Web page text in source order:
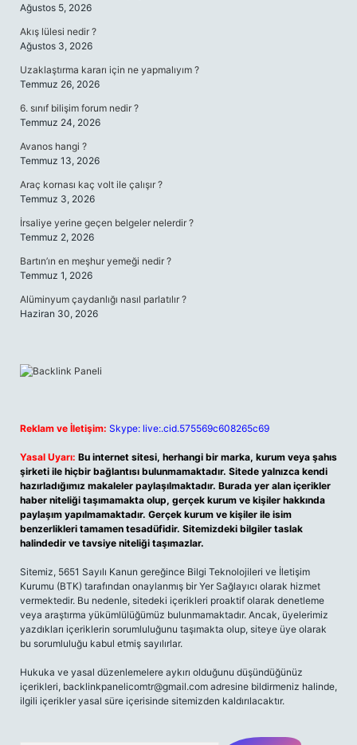
Ağustos 5, 2026
Akış lülesi nedir ?
Ağustos 3, 2026
Uzaklaştırma kararı için ne yapmalıyım ?
Temmuz 26, 2026
6. sınıf bilişim forum nedir ?
Temmuz 24, 2026
Avanos hangi ?
Temmuz 13, 2026
Araç kornası kaç volt ile çalışır ?
Temmuz 3, 2026
İrsaliye yerine geçen belgeler nelerdir ?
Temmuz 2, 2026
Bartın’ın en meşhur yemeği nedir ?
Temmuz 1, 2026
Alüminyum çaydanlığı nasıl parlatılır ?
Haziran 30, 2026
Reklam ve İletişim: Skype: live:.cid.575569c608265c69
Yasal Uyarı: Bu internet sitesi, herhangi bir marka, kurum veya şahıs
şirketi ile hiçbir bağlantısı bulunmamaktadır. Sitede yalnızca kendi
hazırladığımız makaleler paylaşılmaktadır. Burada yer alan içerikler
haber niteliği taşımamakta olup, gerçek kurum ve kişiler hakkında
paylaşım yapılmamaktadır. Gerçek kurum ve kişiler ile isim
benzerlikleri tamamen tesadüfidir. Sitemizdeki bilgiler taslak
halindedir ve tavsiye niteliği taşımazlar.
Sitemiz, 5651 Sayılı Kanun gereğince Bilgi Teknolojileri ve İletişim
Kurumu (BTK) tarafından onaylanmış bir Yer Sağlayıcı olarak hizmet
vermektedir. Bu nedenle, sitedeki içerikleri proaktif olarak denetleme
veya araştırma yükümlülüğümüz bulunmamaktadır. Ancak, üyelerimiz
yazdıkları içeriklerin sorumluluğunu taşımakta olup, siteye üye olarak
bu sorumluluğu kabul etmiş sayılırlar.
Hukuka ve yasal düzenlemelere aykırı olduğunu düşündüğünüz
içerikleri, backlinkpanelicomtr@gmail.com adresine bildirmeniz halinde,
ilgili içerikler yasal süre içerisinde sitemizden kaldırılacaktır.